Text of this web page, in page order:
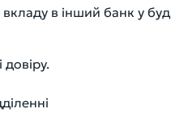
в інший банк у